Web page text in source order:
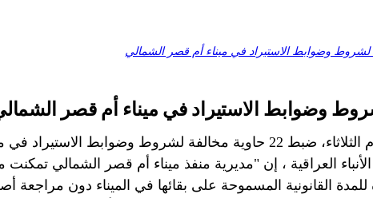
في منفذ ميناء أم قصر الشمالي.
للمدة القانونية المسموحة على بقائها في الميناء دون مراجعة